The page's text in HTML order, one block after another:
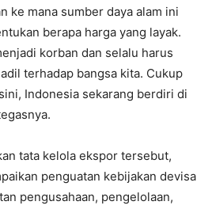
ke mana sumber daya alam ini
berapa harga yang layak.
korban dan selalu harus
terhadap bangsa kita. Cukup
Indonesia sekarang berdiri di
tata kelola ekspor tersebut,
penguatan kebijakan devisa
pengusahaan, pengelolaan,